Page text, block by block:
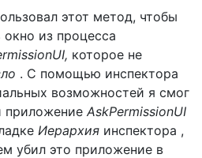
этот метод, чтобы
окно из процесса
которое не
. С помощью инспектора
возможностей я смог
приложение AskPermissionUI
Иерархия инспектора ,
убил это приложение в